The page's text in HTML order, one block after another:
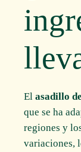
Elasadillo
que se ha
regiones y
variaciones,